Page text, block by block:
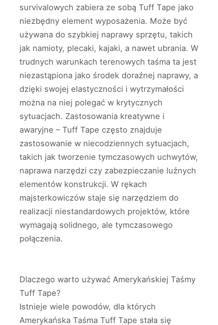
survivalowych zabiera ze sobą Tuff Tape jako
niezbędny element wyposażenia. Może być
używana do szybkiej naprawy sprzętu, takich
jak namioty, plecaki, kajaki, a nawet ubrania. W
trudnych warunkach terenowych taśma ta jest
niezastąpiona jako środek doraźnej naprawy, a
dzięki swojej elastyczności i wytrzymałości
można na niej polegać w krytycznych
sytuacjach. Zastosowania kreatywne i
awaryjne – Tuff Tape często znajduje
zastosowanie w niecodziennych sytuacjach,
takich jak tworzenie tymczasowych uchwytów,
naprawa narzędzi czy zabezpieczanie luźnych
elementów konstrukcji. W rękach
majsterkowiczów staje się narzędziem do
realizacji niestandardowych projektów, które
wymagają solidnego, ale tymczasowego
połączenia.
Dlaczego warto używać Amerykańskiej Taśmy
Tuff Tape?
Istnieje wiele powodów, dla których
Amerykańska Taśma Tuff Tape stała się